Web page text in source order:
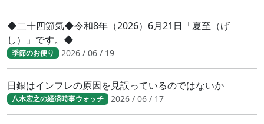
◆二十四節気◆令和8年（2026）6月21日「夏至（げ
し）」です。◆
季節のお便り 2026 / 06 / 19
日銀はインフレの原因を見誤っているのではないか
八木宏之の経済時事ウォッチ 2026 / 06 / 17